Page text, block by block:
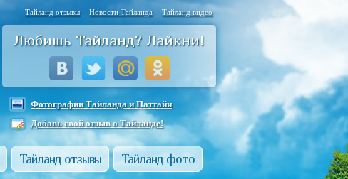
Тайланд отзывы Новости Тайланда Тайланд видео
Любишь Тайланд? Лайкни!
Фотографии Тайланда и Паттайи
Добавь свой отзыв о Тайланде!
Тайланд отзывы Тайланд фото